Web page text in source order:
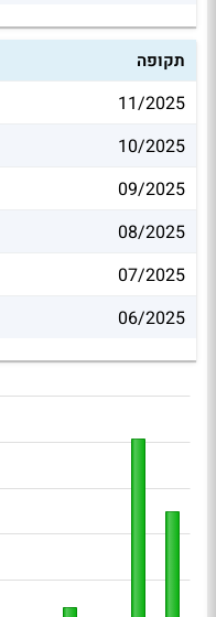
תקופה
11/2025
10/2025
09/2025
08/2025
07/2025
06/2025